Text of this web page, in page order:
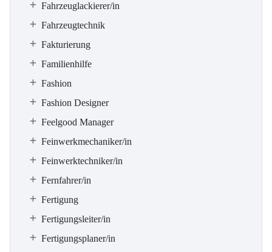
Fahrzeuglackierer/in
Fahrzeugtechnik
Fakturierung
Familienhilfe
Fashion
Fashion Designer
Feelgood Manager
Feinwerkmechaniker/in
Feinwerktechniker/in
Fernfahrer/in
Fertigung
Fertigungsleiter/in
Fertigungsplaner/in